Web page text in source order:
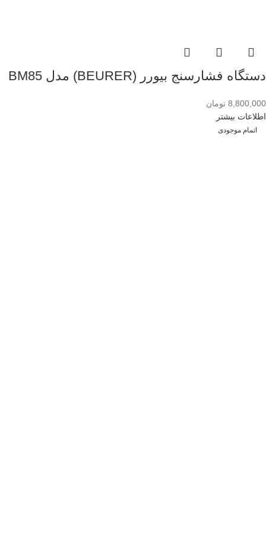
دستگاه فشارسنج بیورر (BEURER) مدل BM85
8,800,000 تومان
اطلاعات بیشتر
اتمام موجودی